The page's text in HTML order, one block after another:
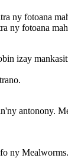
fotoana
ny fotoana
izay
antonony.
ny Mealworms.